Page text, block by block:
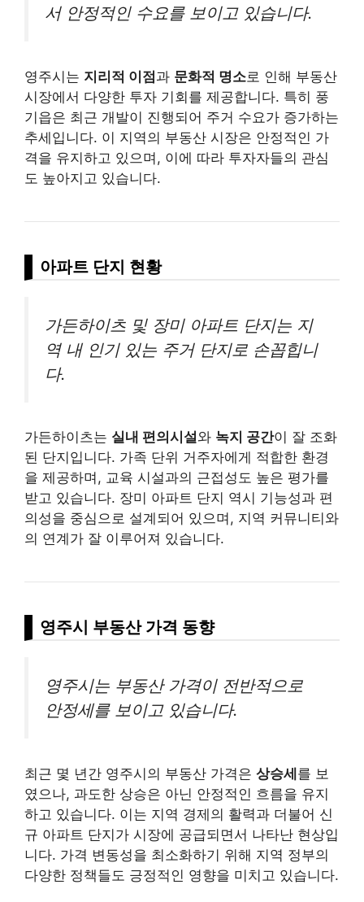
서 안정적인 수요를 보이고 있습니다.
영주시는 지리적 이점과 문화적 명소로 인해 부동산
시장에서 다양한 투자 기회를 제공합니다. 특히 풍
기읍은 최근 개발이 진행되어 주거 수요가 증가하는
추세입니다. 이 지역의 부동산 시장은 안정적인 가
격을 유지하고 있으며, 이에 따라 투자자들의 관심
도 높아지고 있습니다.
아파트 단지 현황
가든하이츠 및 장미 아파트 단지는 지
역 내 인기 있는 주거 단지로 손꼽힙니
다.
가든하이츠는 실내 편의시설와 녹지 공간이 잘 조화
된 단지입니다. 가족 단위 거주자에게 적합한 환경
을 제공하며, 교육 시설과의 근접성도 높은 평가를
받고 있습니다. 장미 아파트 단지 역시 기능성과 편
의성을 중심으로 설계되어 있으며, 지역 커뮤니티와
의 연계가 잘 이루어져 있습니다.
영주시 부동산 가격 동향
영주시는 부동산 가격이 전반적으로
안정세를 보이고 있습니다.
최근 몇 년간 영주시의 부동산 가격은 상승세 를 보
였으나, 과도한 상승은 아닌 안정적인 흐름을 유지
하고 있습니다. 이는 지역 경제의 활력과 더불어 신
규 아파트 단지가 시장에 공급되면서 나타난 현상입
니다. 가격 변동성을 최소화하기 위해 지역 정부의
다양한 정책들도 긍정적인 영향을 미치고 있습니다.